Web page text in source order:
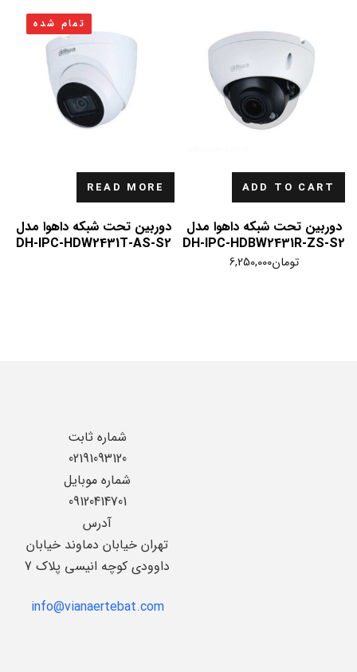
ADD TO CART
دوربین تحت شبکه داهوا مدل
DH-IPC-HDBW2431R-ZS-S2
تومان6,250,000
تمام شده
READ MORE
دوربین تحت شبکه داهوا مدل
DH-IPC-HDW2431T-AS-S2
شماره ثابت
02191093120
شماره موبایل
09120414701
آدرس
تهران خیابان دماوند خیابان
داوودی کوچه انیسی پلاک 7
info@vianaertebat.com